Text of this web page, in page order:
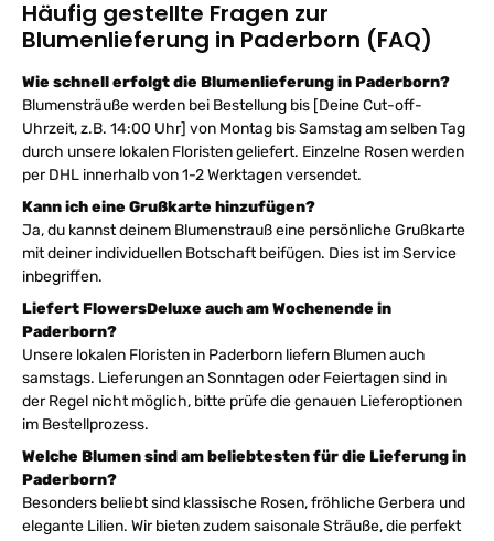
Häufig gestellte Fragen zur
Blumenlieferung in Paderborn (FAQ)
Wie schnell erfolgt die Blumenlieferung in Paderborn?
Blumensträuße werden bei Bestellung bis [Deine Cut-off-
Uhrzeit, z.B. 14:00 Uhr] von Montag bis Samstag am selben Tag
durch unsere lokalen Floristen geliefert. Einzelne Rosen werden
per DHL innerhalb von 1-2 Werktagen versendet.
Kann ich eine Grußkarte hinzufügen?
Ja, du kannst deinem Blumenstrauß eine persönliche Grußkarte
mit deiner individuellen Botschaft beifügen. Dies ist im Service
inbegriffen.
Liefert FlowersDeluxe auch am Wochenende in
Paderborn?
Unsere lokalen Floristen in Paderborn liefern Blumen auch
samstags. Lieferungen an Sonntagen oder Feiertagen sind in
der Regel nicht möglich, bitte prüfe die genauen Lieferoptionen
im Bestellprozess.
Welche Blumen sind am beliebtesten für die Lieferung in
Paderborn?
Besonders beliebt sind klassische Rosen, fröhliche Gerbera und
elegante Lilien. Wir bieten zudem saisonale Sträuße, die perfekt